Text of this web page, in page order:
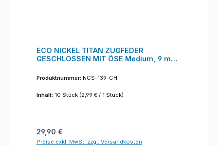
ECO NICKEL TITAN ZUGFEDER
GESCHLOSSEN MIT ÖSE Medium, 9 mm
Produktnummer: NCS-139-CH
Inhalt: 10 Stück (2,99 € / 1 Stück)
Regulärer Preis:
29,90 €
Preise exkl. MwSt. zzgl. Versandkosten